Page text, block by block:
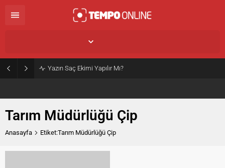
Yazın Saç Ekimi Yapılır Mı?
Tarım Müdürlüğü Çip
Anasayfa Etiket:Tarım Müdürlüğü Çip